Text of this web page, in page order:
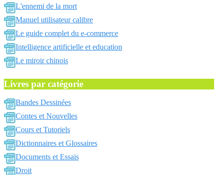
L'ennemi de la mort
Manuel utilisateur calibre
Le guide complet du e-commerce
Intelligence artificielle et education
Le miroir chinois
Livres par catégorie
Bandes Dessinées
Contes et Nouvelles
Cours et Tutoriels
Dictionnaires et Glossaires
Documents et Essais
Droit